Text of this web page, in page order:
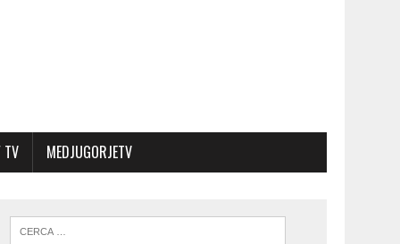
TV MEDJUGORJETV